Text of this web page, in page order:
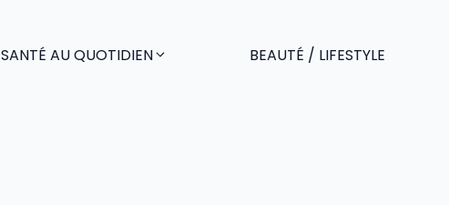
SANTÉ AU QUOTIDIEN BEAUTÉ / LIFESTYLE